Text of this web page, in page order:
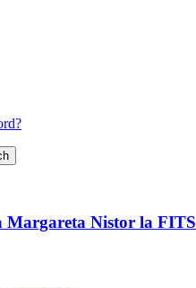
Nistor la FITS